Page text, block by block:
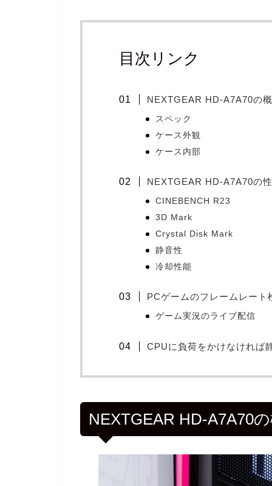
目次リンク
NEXTGEAR HD-A7A70の
スペック
ケース外観
ケース内部
NEXTGEAR HD-A7A70の
CINEBENCH R23
3D Mark
Crystal Disk Mark
静音性
冷却性能
PCゲームのフレームレート
ゲーム実況のライブ配信
CPUに負荷をかけなければ
NEXTGEAR HD-A7A70